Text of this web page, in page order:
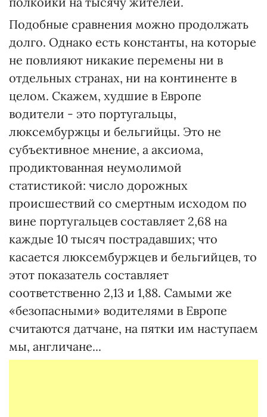
Подобные сравнения можно продолжать
долго. Однако есть константы, на которые
не повлияют никакие перемены ни в
отдельных странах, ни на континенте в
целом. Скажем, худшие в Европе
водители - это португальцы,
люксембуржцы и бельгийцы. Это не
субъективное мнение, а аксиома,
продиктованная неумолимой
статистикой: число дорожных
происшествий со смертным исходом по
вине португальцев составляет 2,68 на
каждые 10 тысяч пострадавших; что
касается люксембуржцев и бельгийцев, то
этот показатель составляет
соответственно 2,13 и 1,88. Самыми же
«безопасными» водителями в Европе
считаются датчане, на пятки им наступаем
мы, англичане...